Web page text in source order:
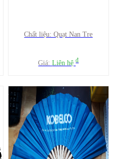
Chất liệu: Quạt Nan Tre
Giá:Liên hệđ